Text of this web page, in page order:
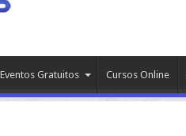
Gratuitos Cursos Online